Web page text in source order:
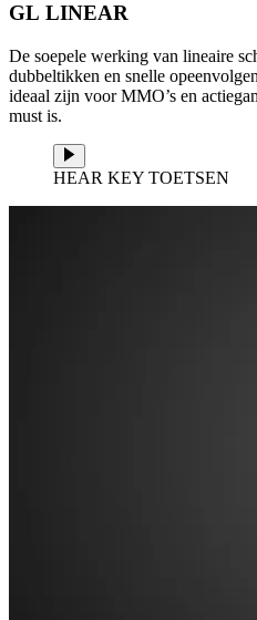
GL LINEAR
De soepele werking van lineaire
dubbeltikken en snelle
ideaal zijn voor MMO’s en
must is.
HEAR KEY TOETSEN